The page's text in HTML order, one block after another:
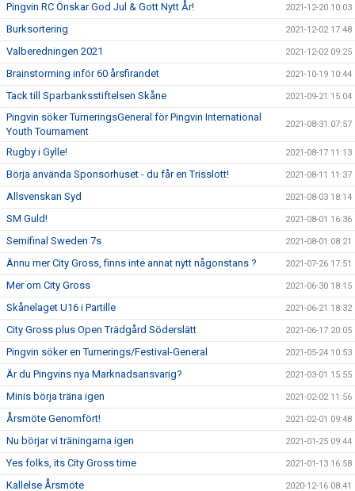
Pingvin RC Önskar God Jul & Gott Nytt År! 2021-12-20 10:03
Burksortering 2021-12-02 17:48
Valberedningen 2021 2021-12-02 09:25
Brainstorming inför 60 årsfirandet 2021-10-19 10:44
Tack till Sparbanksstiftelsen Skåne 2021-09-21 15:04
Pingvin söker TurneringsGeneral för Pingvin International
Youth Tournament
2021-08-31 07:57
Rugby i Gylle! 2021-08-17 11:13
Börja använda Sponsorhuset - du får en Trisslott! 2021-08-11 11:37
Allsvenskan Syd 2021-08-03 18:14
SM Guld! 2021-08-01 16:36
Semifinal Sweden 7s 2021-08-01 08:21
Ännu mer City Gross, finns inte annat nytt någonstans ? 2021-07-26 17:51
Mer om City Gross 2021-06-30 18:15
Skånelaget U16 i Partille 2021-06-21 18:32
City Gross plus Open Trädgård Söderslätt 2021-06-17 20:05
Pingvin söker en Turnerings/Festival-General 2021-05-24 10:53
Är du Pingvins nya Marknadsansvarig? 2021-03-01 15:55
Minis börja träna igen 2021-02-02 11:56
Årsmöte Genomfört! 2021-02-01 09:48
Nu börjar vi träningarna igen 2021-01-25 09:44
Yes folks, its City Gross time 2021-01-13 16:58
Kallelse Årsmöte 2020-12-16 08:41